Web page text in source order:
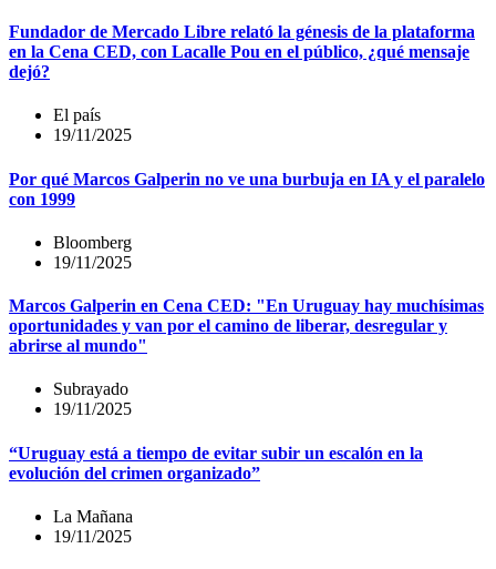
Fundador de Mercado Libre relató la génesis de la plataforma
en la Cena CED, con Lacalle Pou en el público, ¿qué mensaje
dejó?
El país
19/11/2025
Por qué Marcos Galperin no ve una burbuja en IA y el paralelo
con 1999
Bloomberg
19/11/2025
Marcos Galperin en Cena CED: "En Uruguay hay muchísimas
oportunidades y van por el camino de liberar, desregular y
abrirse al mundo"
Subrayado
19/11/2025
“Uruguay está a tiempo de evitar subir un escalón en la
evolución del crimen organizado”
La Mañana
19/11/2025